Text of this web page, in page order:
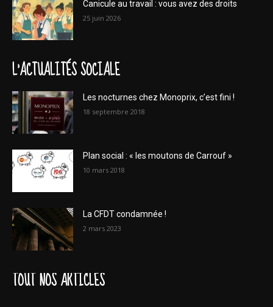
Canicule au travail : vous avez des droits
25 juin 2026
L'ACTUALITÉS SOCIALE
Les nocturnes chez Monoprix, c’est fini !
18 septembre 2018
Plan social : « les moutons de Carrouf »
10 mars 2018
La CFDT condamnée !
2 mars 2023
TOUT NOS ARTICLES